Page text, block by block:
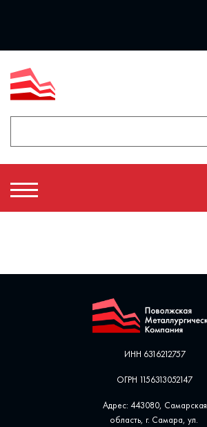
ИНН 6316212757
ОГРН 1156313052147
Адрес: 443080, Самарская
область, г. Самара, ул. ​